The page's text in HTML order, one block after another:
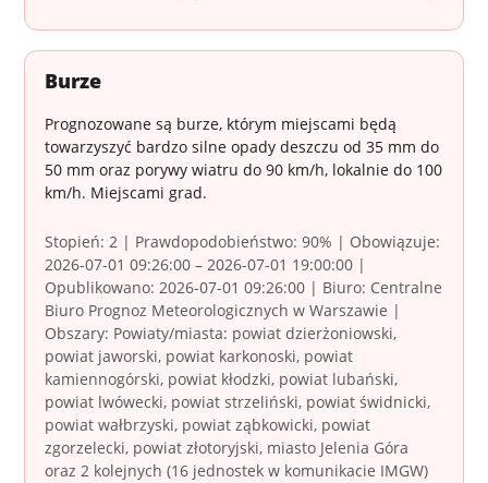
Burze
Prognozowane są burze, którym miejscami będą
towarzyszyć bardzo silne opady deszczu od 35 mm do
50 mm oraz porywy wiatru do 90 km/h, lokalnie do 100
km/h. Miejscami grad.
Stopień: 2 | Prawdopodobieństwo: 90% | Obowiązuje:
2026-07-01 09:26:00 – 2026-07-01 19:00:00 |
Opublikowano: 2026-07-01 09:26:00 | Biuro: Centralne
Biuro Prognoz Meteorologicznych w Warszawie |
Obszary: Powiaty/miasta: powiat dzierżoniowski,
powiat jaworski, powiat karkonoski, powiat
kamiennogórski, powiat kłodzki, powiat lubański,
powiat lwówecki, powiat strzeliński, powiat świdnicki,
powiat wałbrzyski, powiat ząbkowicki, powiat
zgorzelecki, powiat złotoryjski, miasto Jelenia Góra
oraz 2 kolejnych (16 jednostek w komunikacie IMGW)